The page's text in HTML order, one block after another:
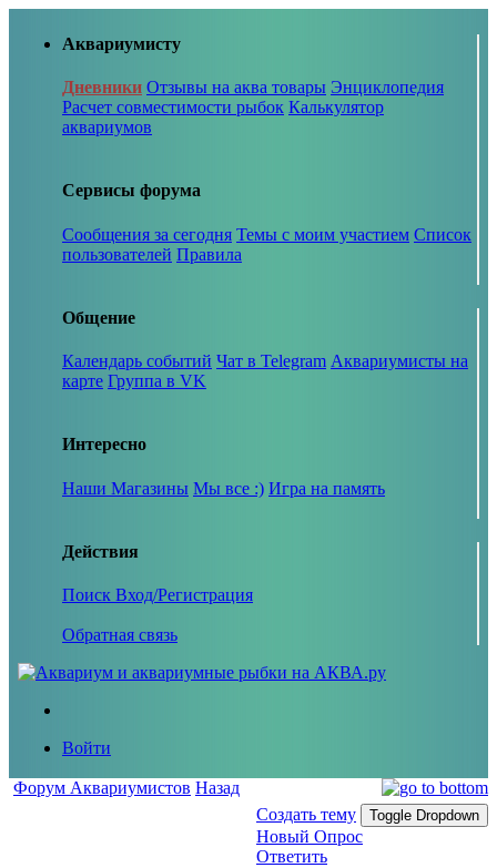
Аквариумисту
Дневники Отзывы на аква товары Энциклопедия
Расчет совместимости рыбок Калькулятор
аквариумов
Сервисы форума
Сообщения за сегодня Темы с моим участием Список
пользователей Правила
Общение
Календарь событий Чат в Telegram Аквариумисты на
карте Группа в VK
Интересно
Наши Магазины Мы все :) Игра на память
Действия
Поиск Вход/Регистрация
Обратная связь
Войти
Форум Аквариумистов Назад
Создать тему
Toggle Dropdown
Новый Опрос
Ответить